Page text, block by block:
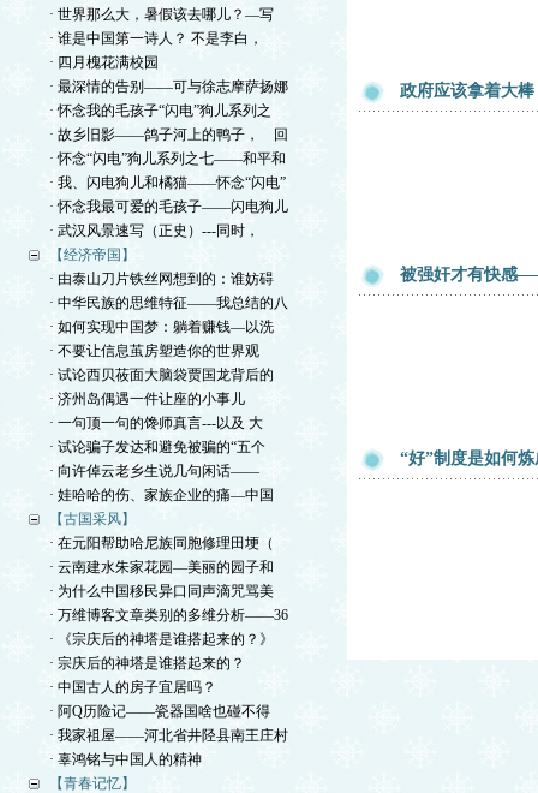
· 世界那么大，暑假该去哪儿？—写
· 谁是中国第一诗人？ 不是李白，
· 四月槐花满校园
· 最深情的告别——可与徐志摩萨扬娜
· 怀念我的毛孩子“闪电”狗儿系列之
· 故乡旧影——鸽子河上的鸭子， 回
· 怀念“闪电”狗儿系列之七——和平和
· 我、闪电狗儿和橘猫——怀念“闪电”
· 怀念我最可爱的毛孩子——闪电狗儿
· 武汉风景速写（正史）---同时，
【经济帝国】
· 由泰山刀片铁丝网想到的：谁妨碍
· 中华民族的思维特征——我总结的八
· 如何实现中国梦：躺着赚钱—以洗
· 不要让信息茧房塑造你的世界观
· 试论西贝莜面大脑袋贾国龙背后的
· 济州岛偶遇一件让座的小事儿
· 一句顶一句的馋师真言---以及 大
· 试论骗子发达和避免被骗的“五个
· 向许倬云老乡生说几句闲话——
· 娃哈哈的伤、家族企业的痛—中国
【古国采风】
· 在元阳帮助哈尼族同胞修理田埂（
· 云南建水朱家花园—美丽的园子和
· 为什么中国移民异口同声滴咒骂美
· 万维博客文章类别的多维分析——36
· 《宗庆后的神塔是谁搭起来的？》
· 宗庆后的神塔是谁搭起来的？
· 中国古人的房子宜居吗？
· 阿Q历险记——瓷器国啥也碰不得
· 我家祖屋——河北省井陉县南王庄村
· 辜鸿铭与中国人的精神
【青春记忆】
政府应该拿着大
被强奸才有快感
“好”制度是如何